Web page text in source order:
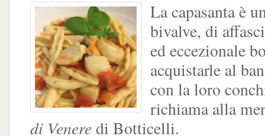
La capasanta è
bivalve, di
ed eccezionale
acquistarle al
con la loro
richiama alla
di Veneredi Botticelli.